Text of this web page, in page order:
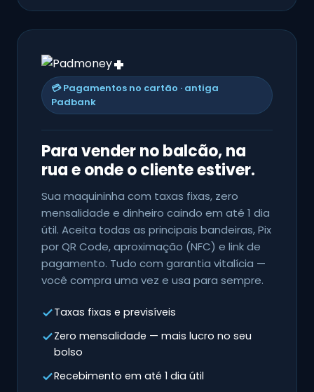
+
💳 Pagamentos no cartão · antiga
Padbank
Para vender no balcão, na
rua e onde o cliente estiver.
Sua maquininha com taxas fixas, zero
mensalidade e dinheiro caindo em até 1 dia
útil. Aceita todas as principais bandeiras, Pix
por QR Code, aproximação (NFC) e link de
pagamento. Tudo com garantia vitalícia —
você compra uma vez e usa para sempre.
Taxas fixas e previsíveis
Zero mensalidade — mais lucro no seu
bolso
Recebimento em até 1 dia útil